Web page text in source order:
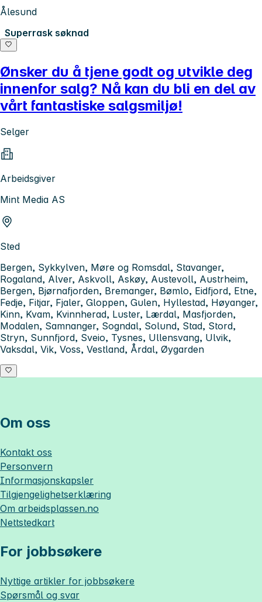
Ålesund
Superrask søknad
Ønsker du å tjene godt og utvikle deg
innenfor salg? Nå kan du bli en del av
vårt fantastiske salgsmiljø!
Selger
Arbeidsgiver
Mint Media AS
Sted
Bergen, Sykkylven, Møre og Romsdal, Stavanger,
Rogaland, Alver, Askvoll, Askøy, Austevoll, Austrheim,
Bergen, Bjørnafjorden, Bremanger, Bømlo, Eidfjord, Etne,
Fedje, Fitjar, Fjaler, Gloppen, Gulen, Hyllestad, Høyanger,
Kinn, Kvam, Kvinnherad, Luster, Lærdal, Masfjorden,
Modalen, Samnanger, Sogndal, Solund, Stad, Stord,
Stryn, Sunnfjord, Sveio, Tysnes, Ullensvang, Ulvik,
Vaksdal, Vik, Voss, Vestland, Årdal, Øygarden
Om oss
Kontakt oss
Personvern
Informasjonskapsler
Tilgjengelighetserklæring
Om arbeidsplassen.no
Nettstedkart
For jobbsøkere
Nyttige artikler for jobbsøkere
Spørsmål og svar